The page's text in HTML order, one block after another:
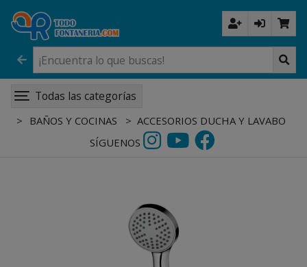
Todas las categorías
BAÑOS Y COCINAS
ACCESORIOS DUCHA Y LAVABO
SÍGUENOS